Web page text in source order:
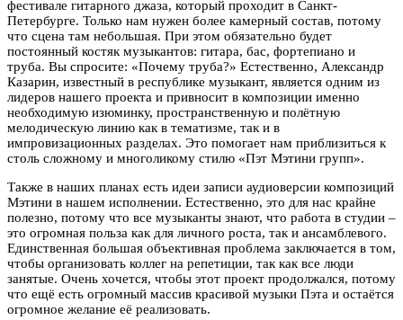
фестивале гитарного джаза, который проходит в Санкт-
Петербурге. Только нам нужен более камерный состав, потому
что сцена там небольшая. При этом обязательно будет
постоянный костяк музыкантов: гитара, бас, фортепиано и
труба. Вы спросите: «Почему труба?» Естественно, Александр
Казарин, известный в республике музыкант, является одним из
лидеров нашего проекта и привносит в композиции именно
необходимую изюминку, пространственную и полётную
мелодическую линию как в тематизме, так и в
импровизационных разделах. Это помогает нам приблизиться к
столь сложному и многоликому стилю «Пэт Мэтини групп».
Также в наших планах есть идеи записи аудиоверсии композиций
Мэтини в нашем исполнении. Естественно, это для нас крайне
полезно, потому что все музыканты знают, что работа в студии –
это огромная польза как для личного роста, так и ансамблевого.
Единственная большая объективная проблема заключается в том,
чтобы организовать коллег на репетиции, так как все люди
занятые. Очень хочется, чтобы этот проект продолжался, потому
что ещё есть огромный массив красивой музыки Пэта и остаётся
огромное желание её реализовать.